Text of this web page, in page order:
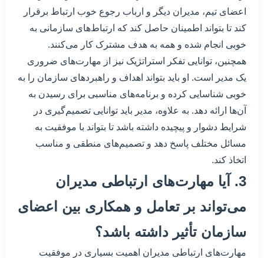
اعضای تیم، مدیران دیگر و ارباب رجوع خوب ارتباط برقرار
کند تا بتواند اطمینان حاصل کند که ارتباط‌های سازمانی به
خوبی انجام شده و همه به هدف مشترک کار می‌کنند.
همچنین، توانایی تفکر استراتژیک نیز از مهارت‌های ضروری
یک مدیر است. او باید بتواند اهداف و راهبردهای سازمان را به
خوبی شناسایی کرده و برنامه‌های مناسبی برای رسیدن به
آن‌ها ارائه دهد. به علاوه، مدیر باید توانایی تصمیم‌گیری در
شرایط دشوار و پیچیده داشته باشد تا بتواند با موفقیت به
مسائل مختلف پاسخ دهد و تصمیم‌های منطقی و مناسب
اتخاذ کند.
3. آیا مهارت‌های ارتباطی مدیران
می‌تواند بر تعامل و همکاری بین اعضای
سازمان تأثیر داشته باشد؟
مهارت‌های ارتباطی مدیران اهمیت بسیاری در موفقیت